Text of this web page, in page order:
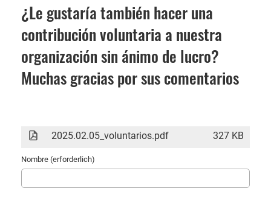
¿Le gustaría también hacer una
contribución voluntaria a nuestra
organización sin ánimo de lucro?
Muchas gracias por sus comentarios
2025.02.05_voluntarios.pdf 327 KB
Nombre (erforderlich)